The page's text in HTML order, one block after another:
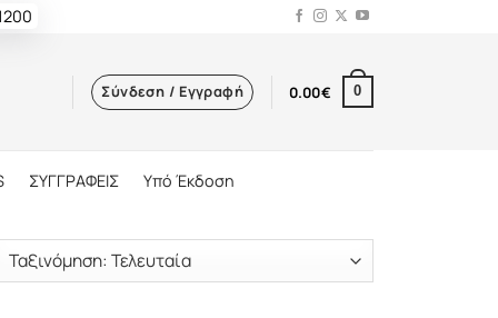
Σύνδεση / Εγγραφή 0.00€ 0
ΣΥΓΓΡΑΦΕΙΣ Υπό Έκδοση